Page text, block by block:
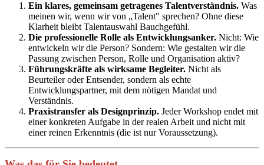
Ein klares, gemeinsam getragenes Talentverständnis. Was
meinen wir, wenn wir von „Talent" sprechen? Ohne diese
Klarheit bleibt Talentauswahl Bauchgefühl.
Die professionelle Rolle als Entwicklungsanker. Nicht: Wie
entwickeln wir die Person? Sondern: Wie gestalten wir die
Passung zwischen Person, Rolle und Organisation aktiv?
Führungskräfte als wirksame Begleiter. Nicht als
Beurteiler oder Entsender, sondern als echte
Entwicklungspartner, mit dem nötigen Mandat und
Verständnis.
Praxistransfer als Designprinzip. Jeder Workshop endet mit
einer konkreten Aufgabe in der realen Arbeit und nicht mit
einer reinen Erkenntnis (die ist nur Voraussetzung).